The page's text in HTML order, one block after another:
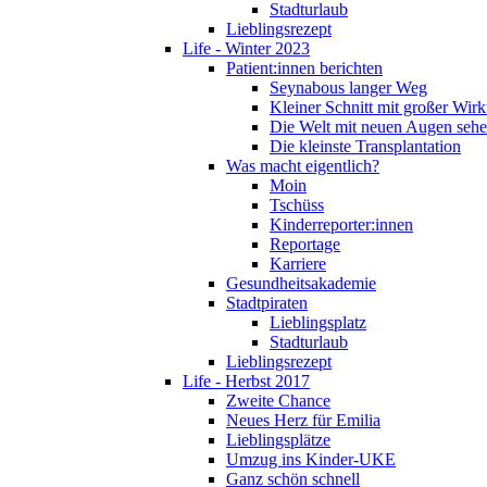
Stadturlaub
Lieblingsrezept
Life - Winter 2023
Patient:innen berichten
Seynabous langer Weg
Kleiner Schnitt mit großer
Die Welt mit neuen Augen
Die kleinste Transplantation
Was macht eigentlich?
Moin
Tschüss
Kinderreporter:innen
Reportage
Karriere
Gesundheitsakademie
Stadtpiraten
Lieblingsplatz
Stadturlaub
Lieblingsrezept
Life - Herbst 2017
Zweite Chance
Neues Herz für Emilia
Lieblingsplätze
Umzug ins Kinder-UKE
Ganz schön schnell